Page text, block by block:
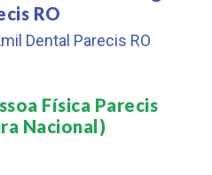
RO
Dental Parecis RO
Física Parecis
Nacional)​